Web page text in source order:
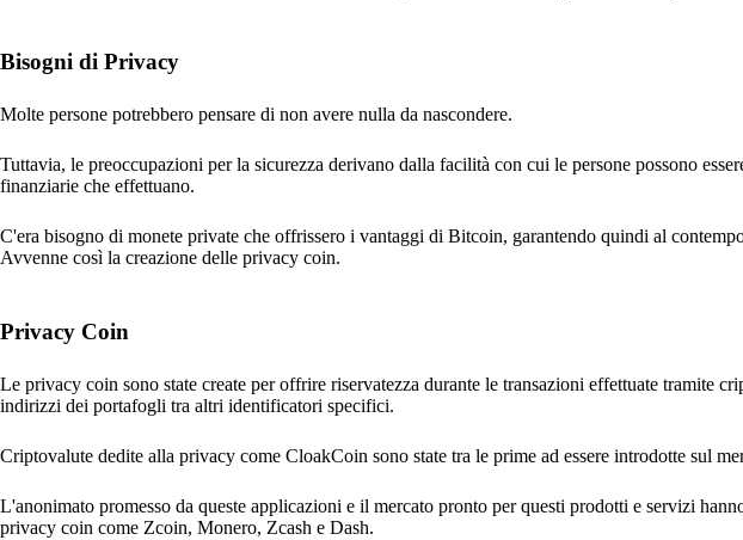
Bisogni di Privacy
Molte persone potrebbero pensare di non avere nulla da nascondere.
Tuttavia, le preoccupazioni per la sicurezza derivano dalla facilità con cui le persone possono
finanziarie che effettuano.
C'era bisogno di monete private che offrissero i vantaggi di Bitcoin, garantendo quindi al
Avvenne così la creazione delle privacy coin.
Privacy Coin
Le privacy coin sono state create per offrire riservatezza durante le transazioni effettuate tramite
indirizzi dei portafogli tra altri identificatori specifici.
Criptovalute dedite alla privacy come CloakCoin sono state tra le prime ad essere introdotte sul
L'anonimato promesso da queste applicazioni e il mercato pronto per questi prodotti e servizi
privacy coin come Zcoin, Monero, Zcash e Dash.